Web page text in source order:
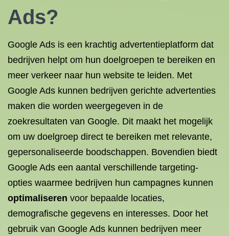
Ads?
Google Ads is een krachtig advertentieplatform dat
bedrijven helpt om hun doelgroepen te bereiken en
meer verkeer naar hun website te leiden. Met
Google Ads kunnen bedrijven gerichte advertenties
maken die worden weergegeven in de
zoekresultaten van Google. Dit maakt het mogelijk
om uw doelgroep direct te bereiken met relevante,
gepersonaliseerde boodschappen. Bovendien biedt
Google Ads een aantal verschillende targeting-
opties waarmee bedrijven hun campagnes kunnen
optimaliseren voor bepaalde locaties,
demografische gegevens en interesses. Door het
gebruik van Google Ads kunnen bedrijven meer